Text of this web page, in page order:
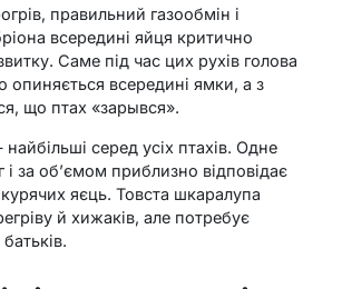
правильний газообмін і
всередині яйця критично
Саме під час цих рухів голова
опиняється всередині ямки, а з
що птах «зарывся».
серед усіх птахів. Одне
і за об’ємом приблизно відповідає
яєць. Товста шкаралупа
й хижаків, але потребує